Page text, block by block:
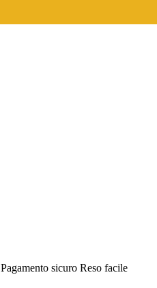
Pagamento sicuro Reso facile